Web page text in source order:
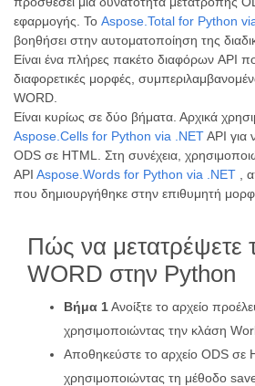
εφαρμογής. Το Aspose.Total for Python
βοηθήσει στην αυτοματοποίηση της
Είναι ένα πλήρες πακέτο διαφόρων API
διαφορετικές μορφές,
WORD.
Είναι κυρίως σε δύο βήματα. Αρχικά
Aspose.Cells for Python via .NETAPI για
ODS σε HTML. Στη συνέχεια,
API Aspose.Words for Python via .NET ,
που δημιουργήθηκε στην επιθυμητή
Πώς να μετατρέψετε
WORD στην Python
Βήμα 1Ανοίξτε το αρχείο
χρησιμοποιώντας την κλάση
Αποθηκεύστε το αρχείο ODS σε
χρησιμοποιώντας τη μέθοδο